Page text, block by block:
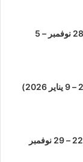
نشرة أخبار الأنمي الأسبوعية (28 نوفمبر – 5
نشرة أخبار المانجا الأسبوعية (22 – 29 نوفمبر